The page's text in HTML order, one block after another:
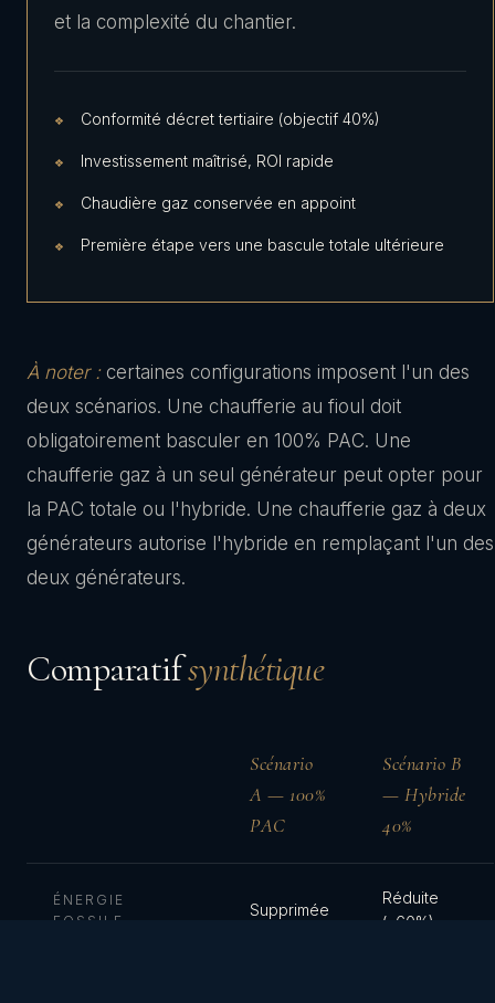
et la complexité du chantier.
Conformité décret tertiaire (objectif 40%)
Investissement maîtrisé, ROI rapide
Chaudière gaz conservée en appoint
Première étape vers une bascule totale ultérieure
À noter :certaines configurations imposent l'un des
deux scénarios. Une chaufferie au fioul doit
obligatoirement basculer en 100% PAC. Une
chaufferie gaz à un seul générateur peut opter pour
la PAC totale ou l'hybride. Une chaufferie gaz à deux
générateurs autorise l'hybride en remplaçant l'un des
deux générateurs.
Comparatifsynthétique
Scénario
A — 100%
PAC
Scénario B
— Hybride
40%
ÉNERGIE
FOSSILE
Supprimée
Réduite
(≤60%)